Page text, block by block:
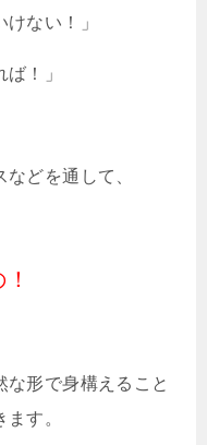
ない！」
！」
どを通して、
な形で身構えること
す。